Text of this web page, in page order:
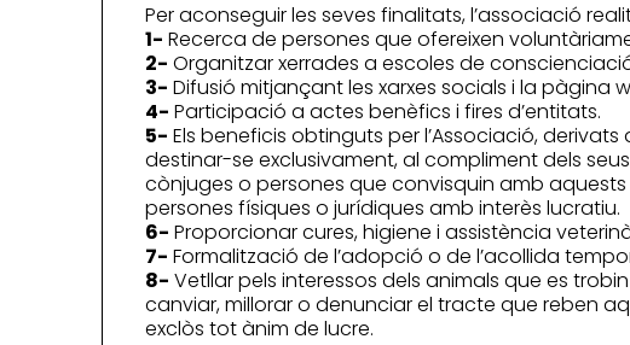
Per aconseguir les seves finalitats, l’associació
1- Recerca de persones que ofereixen
2- Organitzar xerrades a escoles de
3- Difusió mitjançant les xarxes socials i la pàgina
4- Participació a actes benèfics i fires d’entitats.
5- Els beneficis obtinguts per l’Associació,
destinar-se exclusivament, al compliment dels
cònjuges o persones que convisquin amb
persones físiques o jurídiques amb interès lucratiu.
6- Proporcionar cures, higiene i assistència
7- Formalització de l’adopció o de l’acollida
8- Vetllar pels interessos dels animals que es
canviar, millorar o denunciar el tracte que reben
exclòs tot ànim de lucre.